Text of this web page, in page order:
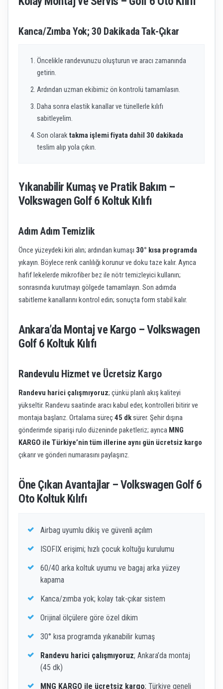
Kanca/Zımba Yok; 30 Dakikada Tak-Çıkar
Öncelikle randevunuzu oluşturun ve aracı zamanında
getirin.
Ardından uzman ekibimiz ön kontrolü tamamlasın.
Daha sonra elastik kanallar ve tünellerle kılıfı
sabitleyelim.
Son olaraktakma işlemi fiyata dahil 30 dakikada
teslim alıp yola çıkın.
Yıkanabilir Kumaş ve Pratik Bakım –
Volkswagen Golf 6 Koltuk Kılıfı
Adım Adım Temizlik
Önce yüzeydeki kiri alın; ardından kumaşı 30° kısa programda
yıkayın. Böylece renk canlılığı korunur ve doku taze kalır. Ayrıca
hafif lekelerde mikrofiber bez ile nötr temizleyici kullanın;
sonrasında kurutmayı gölgede tamamlayın. Son adımda
sabitleme kanallarını kontrol edin; sonuçta form stabil kalır.
Ankara’da Montaj ve Kargo – Volkswagen
Golf 6 Koltuk Kılıfı
Randevulu Hizmet ve Ücretsiz Kargo
Randevu harici çalışmıyoruz; çünkü planlı akış kaliteyi
yükseltir. Randevu saatinde aracı kabul eder, kontrolleri bitirir ve
montaja başlarız. Ortalama süreç45 dksürer. Şehir dışına
gönderimde siparişi rulo düzeninde paketleriz; ayrıca MNG
KARGO ile Türkiye’nin tüm illerine aynı gün ücretsiz kargo
çıkarır ve gönderi numarasını paylaşırız.
Öne Çıkan Avantajlar – Volkswagen Golf 6
Oto Koltuk Kılıfı
Airbag uyumlu dikiş ve güvenli açılım
ISOFIX erişimi; hızlı çocuk koltuğu kurulumu
60/40 arka koltuk uyumu ve bagaj arka yüzey
kapama
Kanca/zımba yok; kolay tak-çıkar sistem
Orijinal ölçülere göre özel dikim
30° kısa programda yıkanabilir kumaş
Randevu harici çalışmıyoruz; Ankara’da montaj
(45 dk)
MNG KARGO ile ücretsiz kargo; Türkiye geneli